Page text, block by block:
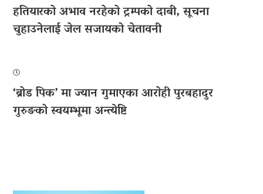
हतियारको अभाव नरहेको ट्रम्पको दाबी, सूचना
चुहाउनेलाई जेल सजायको चेतावनी
‘ब्रोड पिक’ मा ज्यान गुमाएका आराेही पुरबहादुर
गुरुङको स्वयम्भूमा अन्त्येष्टि